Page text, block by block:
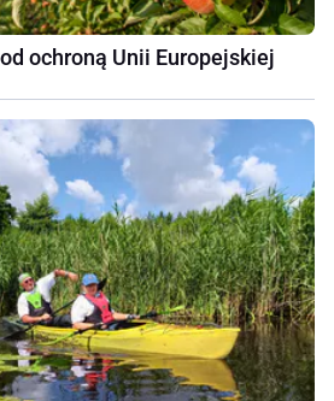
ochroną Unii Europejskiej